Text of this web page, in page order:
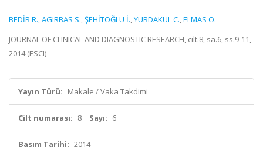
BEDİR R.,AGIRBAS S.,ŞEHİTOĞLU İ.,YURDAKUL C.,ELMAS O.
JOURNAL OF CLINICAL AND DIAGNOSTIC RESEARCH, cilt.8, sa.6, ss.9-11,
2014 (ESCI)
Yayın Türü: Makale / Vaka Takdimi
Cilt numarası: 8 Sayı: 6
Basım Tarihi: 2014